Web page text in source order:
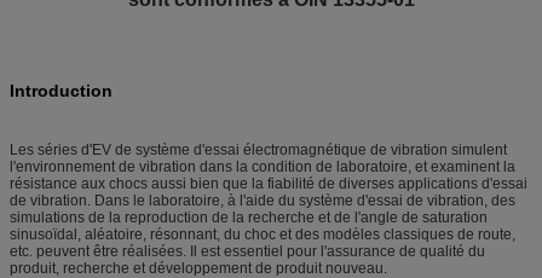
Introduction
Les séries d'EV de système d'essai électromagnétique de vibration simulent
l'environnement de vibration dans la condition de laboratoire, et examinent la
résistance aux chocs aussi bien que la fiabilité de diverses applications d'essai
de vibration. Dans le laboratoire, à l'aide du système d'essai de vibration, des
simulations de la reproduction de la recherche et de l'angle de saturation
sinusoïdal, aléatoire, résonnant, du choc et des modèles classiques de route,
etc. peuvent être réalisées. Il est essentiel pour l'assurance de qualité du
produit, recherche et développement de produit nouveau.